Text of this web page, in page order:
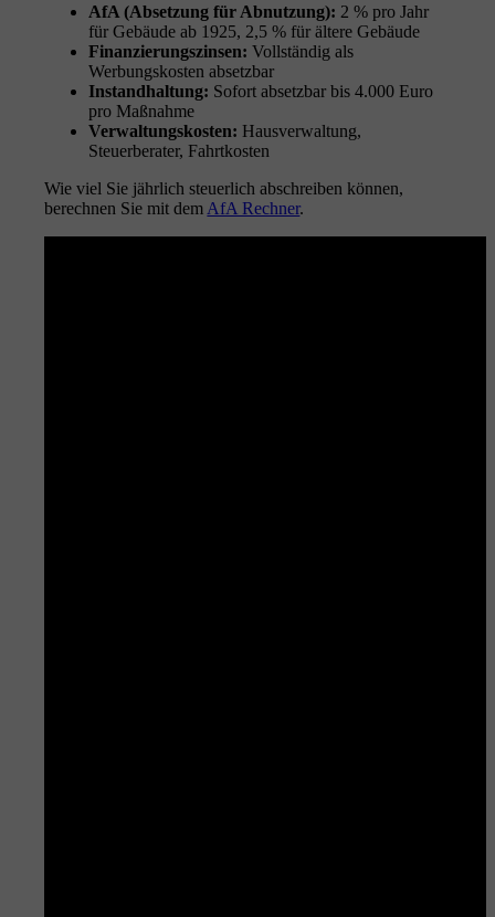
AfA (Absetzung für Abnutzung): 2 % pro Jahr
für Gebäude ab 1925, 2,5 % für ältere Gebäude
Finanzierungszinsen: Vollständig als
Werbungskosten absetzbar
Instandhaltung: Sofort absetzbar bis 4.000 Euro
pro Maßnahme
Verwaltungskosten: Hausverwaltung,
Steuerberater, Fahrtkosten
Wie viel Sie jährlich steuerlich abschreiben können,
berechnen Sie mit dem AfA Rechner.